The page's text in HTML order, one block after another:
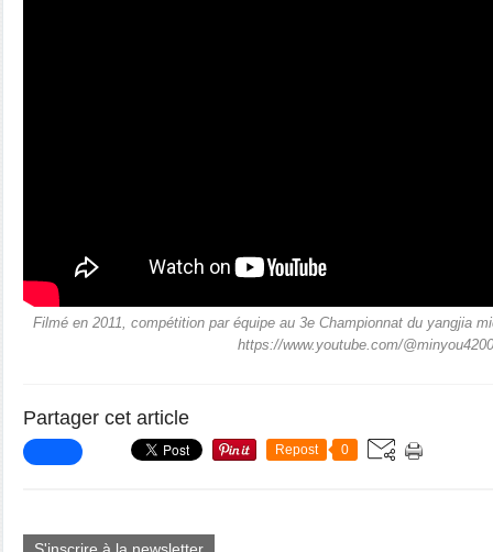
Filmé en 2011, compétition par équipe au 3e Championnat du yangjia
https://www.youtube.com/@minyou4200
Partager cet article
Repost 0